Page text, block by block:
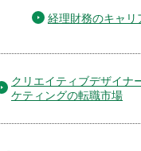
経理財務のキャリ
クリエイティブデザイナ
ケティングの転職市場